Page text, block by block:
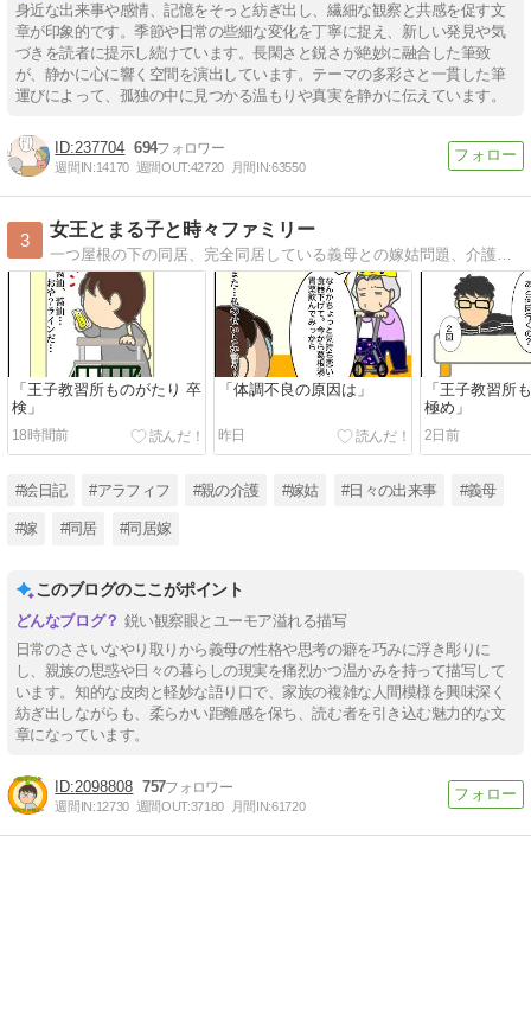
身近な出来事や感情、記憶をそっと紡ぎ出し、繊細な観察と共感を促す文
章が印象的です。季節や日常の些細な変化を丁寧に捉え、新しい発見や気
づきを読者に提示し続けています。長閑さと鋭さが絶妙に融合した筆致
が、静かに心に響く空間を演出しています。テーマの多彩さと一貫した筆
運びによって、孤独の中に見つかる温もりや真実を静かに伝えています。
237704 694
週間IN:14170 週間OUT:42720 月間IN:63550
3
女王とまる子と時々ファミリー
一つ屋根の下の同居、完全同居している義母との嫁姑問題、介護に対する嫁の愚痴メインのブログです。
「王子教習所ものがたり 卒
検」
18時間前
「体調不良の原因は」
昨日
「王子教習所
極め」
2日前
#絵日記 #アラフィフ #親の介護 #嫁姑 #日々の出来事 #義母
#嫁 #同居 #同居嫁
このブログのここがポイント
鋭い観察眼とユーモア溢れる描写
日常のささいなやり取りから義母の性格や思考の癖を巧みに浮き彫りに
し、親族の思惑や日々の暮らしの現実を痛烈かつ温かみを持って描写して
います。知的な皮肉と軽妙な語り口で、家族の複雑な人間模様を興味深く
紡ぎ出しながらも、柔らかい距離感を保ち、読む者を引き込む魅力的な文
章になっています。
2098808 757
週間IN:12730 週間OUT:37180 月間IN:61720